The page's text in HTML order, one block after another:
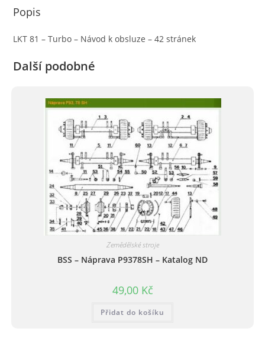
Popis
LKT 81 – Turbo – Návod k obsluze – 42 stránek
Další podobné
Zemědělské stroje
BSS – Náprava P9378SH – Katalog ND
49,00 Kč
Přidat do košíku